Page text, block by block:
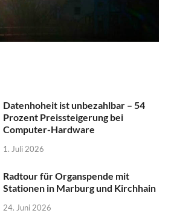
Datenhoheit ist unbezahlbar – 54
Prozent Preissteigerung bei
Computer-Hardware
1. Juli 2026
Radtour für Organspende mit
Stationen in Marburg und Kirchhain
24. Juni 2026